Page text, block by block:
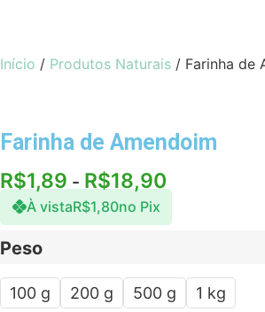
Início / Produtos Naturais / Farinha de
Farinha de Amendoim
R$1,89 - R$18,90
À vistaR$1,80no Pix
Peso
100 g 200 g 500 g 1 kg